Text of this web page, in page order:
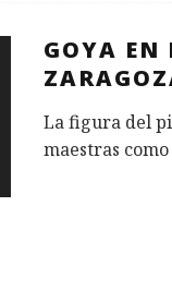
GOYA EN
La figura del
maestras